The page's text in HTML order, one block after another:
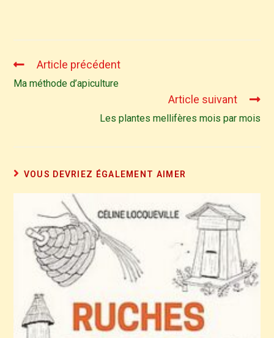
Article précédent
Ma méthode d’apiculture
Article suivant
Les plantes mellifères mois par mois
VOUS DEVRIEZ ÉGALEMENT AIMER